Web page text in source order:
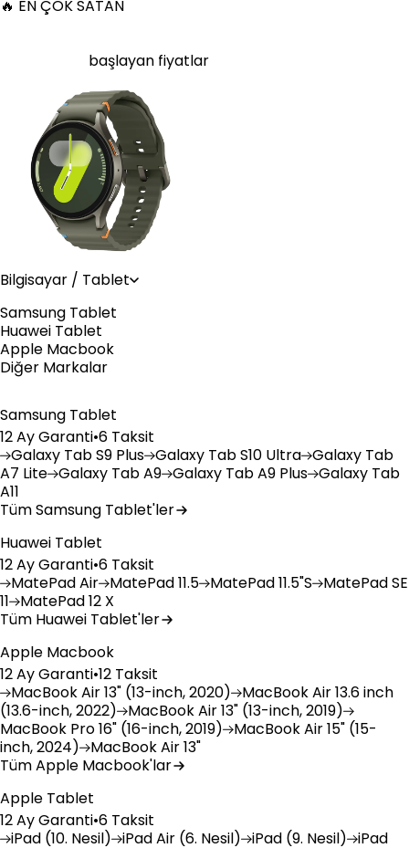
🔥 EN ÇOK SATAN
başlayan fiyatlar
Bilgisayar / Tablet
Samsung Tablet
Huawei Tablet
Apple Macbook
Diğer Markalar
Samsung Tablet
12 Ay Garanti•6 Taksit
Galaxy Tab S9 Plus Galaxy Tab S10 Ultra Galaxy Tab
A7 Lite Galaxy Tab A9 Galaxy Tab A9 Plus Galaxy Tab
A11
Tüm Samsung Tablet'ler
Huawei Tablet
12 Ay Garanti•6 Taksit
MatePadAir MatePad11.5 MatePad11.5"S MatePadSE
11
MatePad12 X
Tüm Huawei Tablet'ler
Apple Macbook
12 Ay Garanti•12 Taksit
MacBookAir 13" (13-inch, 2020) MacBookAir 13.6 inch
(13.6-inch, 2022)
MacBookAir 13" (13-inch, 2019)
MacBook Pro 16" (16-inch, 2019) MacBookAir 15" (15-
inch, 2024)
MacBookAir 13"
Tüm Apple Macbook'lar
Apple Tablet
12 Ay Garanti•6 Taksit
iPad (10. Nesil) iPadAir (6. Nesil) iPad (9. Nesil) iPad